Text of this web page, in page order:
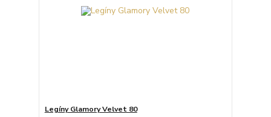
Legíny Glamory Velvet 80